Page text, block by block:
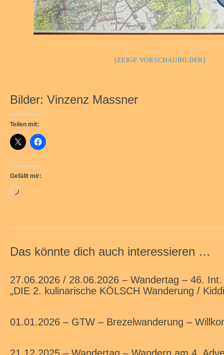
[ZEIGE VORSCHAUBILDER]
Bilder: Vinzenz Massner
Teilen mit:
Gefällt mir:
Wird
Das könnte dich auch interessieren …
27.06.2026 / 28.06.2026 – Wandertag – 46.
„DIE 2. kulinarische KÖLSCH Wanderung /
01.01.2026 – GTW – Brezelwanderung –
21.12.2025 – Wandertag – Wandern am 4.